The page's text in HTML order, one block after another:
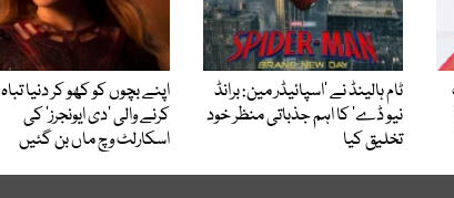
ٹام ہالینڈ نے ’اسپائیڈر مین: برانڈ
نیو ڈے‘ کا اہم جذباتی منظر خود
تخلیق کیا
اپنے بچوں کو کھو کر دنیا تباہ
کرنے والی ’دی ایونجرز‘ کی
اسکارلٹ وچ ماں بن گئیں